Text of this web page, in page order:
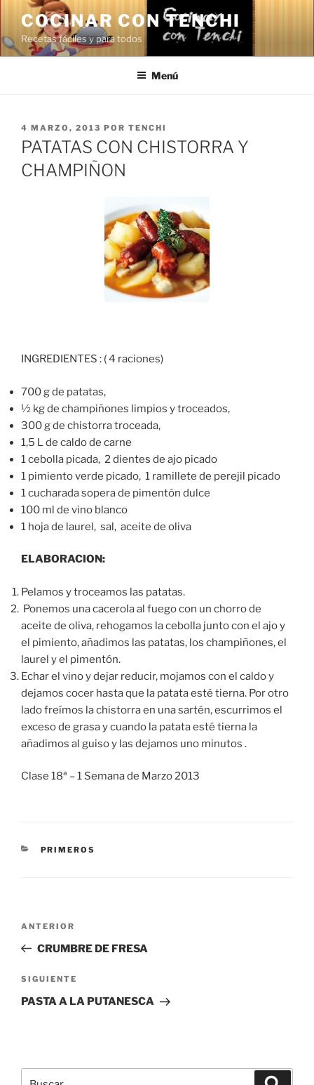
Saltar
contenido
COCINAR CON TENCHI
Recetas fáciles y para todos
Menú
PUBLICADO
EL
4 MARZO, 2013 POR TENCHI
PATATAS CON CHISTORRA Y
CHAMPIÑON
INGREDIENTES : ( 4 raciones)
700 g de patatas,
½ kg de champiñones limpios y troceados,
300 g de chistorra troceada,
1,5 L de caldo de carne
1 cebolla picada, 2 dientes de ajo picado
1 pimiento verde picado, 1 ramillete de perejil picado
1 cucharada sopera de pimentón dulce
100 ml de vino blanco
1 hoja de laurel, sal, aceite de oliva
ELABORACION:
Pelamos y troceamos las patatas.
Ponemos una cacerola al fuego con un chorro de
aceite de oliva, rehogamos la cebolla junto con el ajo y
el pimiento, añadimos las patatas, los champiñones, el
laurel y el pimentón.
Echar el vino y dejar reducir, mojamos con el caldo y
dejamos cocer hasta que la patata esté tierna. Por otro
lado freímos la chistorra en una sartén, escurrimos el
exceso de grasa y cuando la patata esté tierna la
añadimos al guiso y las dejamos uno minutos .
Clase 18ª – 1 Semana de Marzo 2013
CATEGORÍAS
PRIMEROS
entradas
Entrada
anterior:
ANTERIOR
CRUMBRE DE FRESA
Siguiente
entrada
SIGUIENTE
PASTA A LA PUTANESCA